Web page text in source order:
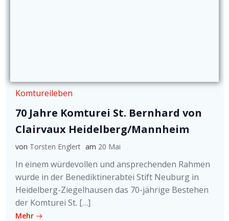
Komtureileben
70 Jahre Komturei St. Bernhard von
Clairvaux Heidelberg/Mannheim
von Torsten Englert am 20 Mai
In einem würdevollen und ansprechenden Rahmen
wurde in der Benediktinerabtei Stift Neuburg in
Heidelberg-Ziegelhausen das 70-jährige Bestehen
der Komturei St. […]
Mehr